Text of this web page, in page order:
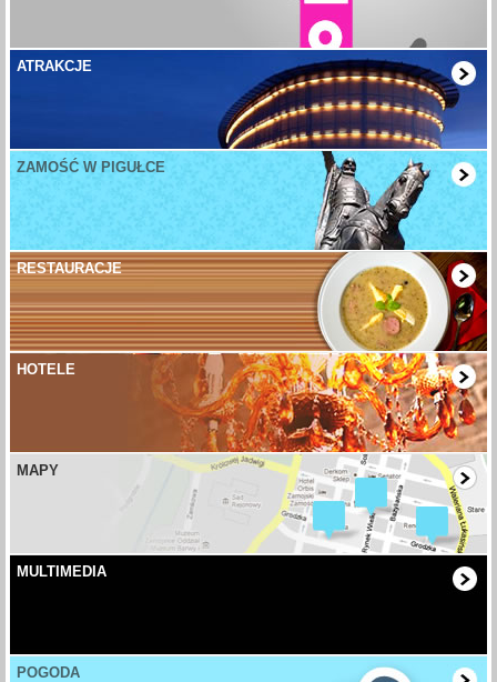
ATRAKCJE
ZAMOŚĆ W PIGUŁCE
RESTAURACJE
HOTELE
MAPY
MULTIMEDIA
POGODA